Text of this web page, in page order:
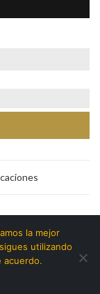
Todos los
la mejor
utilizando
acuerdo.